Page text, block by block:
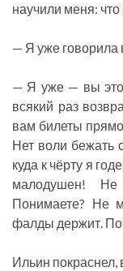
научили меня: что
— Я уже говорила
— Я уже — вы это
всякий раз
вам билеты
Нет воли бежать
куда к чёрту я
малодушен!
Понимаете? Не
фалды держит.
Ильин покраснел,